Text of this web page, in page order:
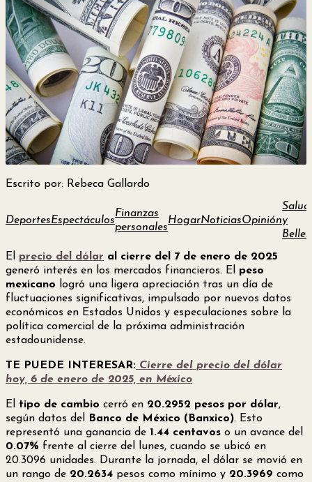
Escrito por: Rebeca Gallardo
DeportesEspectáculos
Finanzas
personales
HogarNoticiasOpinión
Salud
y
El precio del dólar al cierre del 7 de enero de 2025
generó interés en los mercados financieros. El peso
mexicano logró una ligera apreciación tras un día de
fluctuaciones significativas, impulsado por nuevos datos
económicos en Estados Unidos y especulaciones sobre la
política comercial de la próxima administración
estadounidense.
TE PUEDE INTERESAR: Cierre del precio del dólar
hoy, 6 de enero de 2025, en México
El tipo de cambio cerró en 20.2952 pesos por dólar,
según datos del
Banco de México (Banxico). Esto
representó una ganancia de 1.44 centavos o un avance del
0.07% frente al cierre del lunes, cuando se ubicó en
20.3096 unidades. Durante la jornada, el dólar se movió en
un rango de 20.2634 pesos como mínimo y 20.3969 como